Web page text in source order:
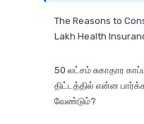
The Reasons to
Lakh Health
50 லட்சம் சுகாதார
திட்டத்தில் என்ன
வேண்டும்?